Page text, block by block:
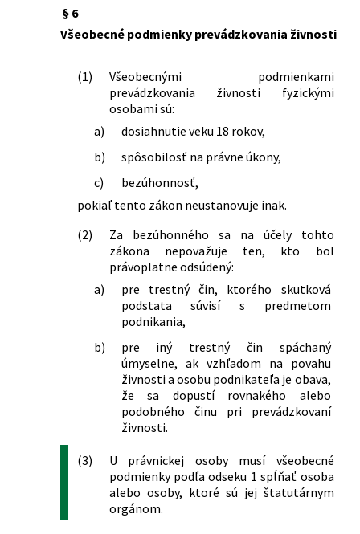
zákona č. 455/1991 Zb. o
živnostenskom podnikaní
neskorších predpisov
245/2003 Z. z.
Zákon o integrovanej prevencii a
kontrole znečisťovania životného
prostredia a o zmene a doplnení
niektorých zákonov
423/2003 Z. z.
Zákon, ktorým sa mení a dopĺňa zákon
Národnej rady Slovenskej republiky č.
215/1995 Z. z. o geodézii a kartografii a
Zb. o živnostenskom podnikaní
(živnostenský zákon) v znení
neskorších predpisov
515/2003 Z. z.
Zákon o krajských úradoch a obvodných
úradoch a o zmene a doplnení
niektorých zákonov
586/2003 Z. z.
Zákon o advokácii a o zmene a doplnení
zákona č. 455/1991 Zb. o
živnostenskom podnikaní
(živnostenský zákon) v znení
neskorších predpisov
Zákon, ktorým sa mení a dopĺňa zákon
202/1995 Z. z. Devízový zákon a zákon,
ktorým sa mení a dopĺňa zákon
Slovenskej národnej rady č. 372/1990
§ 6
Všeobecné podmienky prevádzkovania živnosti
(1)
Všeobecnými podmienkami
prevádzkovania živnosti fyzickými
osobami sú:
a)
dosiahnutie veku 18 rokov,
b)
spôsobilosť na právne úkony,
c)
bezúhonnosť,
pokiaľ tento zákon neustanovuje inak.
(2)
Za bezúhonného sa na účely tohto
zákona nepovažuje ten, kto bol
právoplatne odsúdený:
a)
pre trestný čin, ktorého skutková
podstata súvisí s predmetom
podnikania,
b)
pre iný trestný čin spáchaný
úmyselne, ak vzhľadom na povahu
živnosti a osobu podnikateľa je obava,
že sa dopustí rovnakého alebo
podobného činu pri prevádzkovaní
živnosti.
(3)
U právnickej osoby musí všeobecné
podmienky podľa odseku 1 spĺňať osoba
alebo osoby, ktoré sú jej štatutárnym
orgánom.